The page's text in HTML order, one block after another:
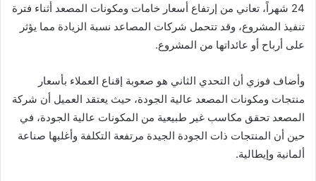
24 شهراً، تعاني من إرتفاع أسعار خامات ومكونات المصعد أثناء فترة
تنفيذ المشروع، وقد تتحمل شركات المصاعد نسبة الزيادة مما يؤثر
على أرباح أو عائداتها من المشروع.
وأضاف فوزي أن التحدي الثاني هو صعوبة إقناع العملاء بأسعار
منتجات ومكونات المصعد عالية الجودة، حيث يعتقد العميل أن شركة
المصعد تحقق مكاسب غير طبيعية من المكونات عالية الجودة، في
حين أن المنتجات ذات الجودة الجيدة مرتفعة التكلفة وأغلبها صناعة
ألمانية وإيطالية.